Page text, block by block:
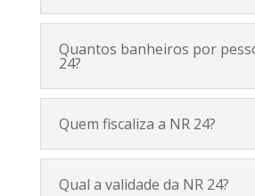
Quantos banheiros por
24?
Quem fiscaliza a NR 24?
Qual a validade da NR 24?